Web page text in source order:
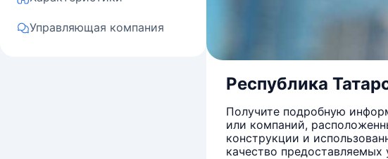
Управляющая компания
Республика
Получите подробную
или компаний,
конструкции и
качество предоставляемых